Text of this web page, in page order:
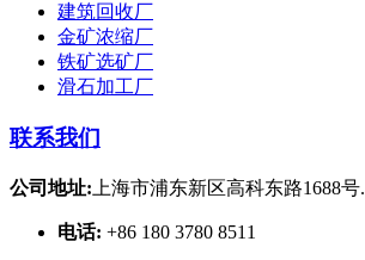
建筑回收厂
金矿浓缩厂
铁矿选矿厂
滑石加工厂
联系我们
公司地址: 上海市浦东新区高科东路1688号.
电话: +86 180 3780 8511